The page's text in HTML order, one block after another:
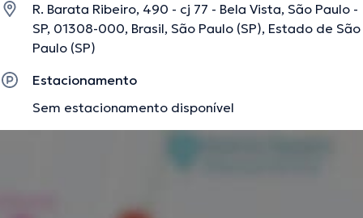
consideráveis conferências com o ideal de ter uma
formação contínua no seu âmbito de especialização e já
difundiu diferentes artigos.
A descrição foi editada pela equipe do doctoranytime, baseada em
R. Barata Ribeiro, 490 - cj 77 - Bela Vista, São Paulo -
SP, 01308-000, Brasil, São Paulo (SP), Estado de São
Paulo (SP)
Estacionamento
Sem estacionamento disponível